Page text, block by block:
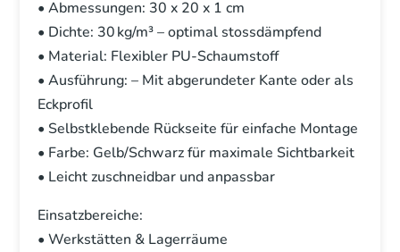
• Abmessungen: 30 x 20 x 1 cm
• Dichte: 30 kg/m³ – optimal stossdämpfend
• Material: Flexibler PU-Schaumstoff
• Ausführung: – Mit abgerundeter Kante oder als
Eckprofil
• Selbstklebende Rückseite für einfache Montage
• Farbe: Gelb/Schwarz für maximale Sichtbarkeit
• Leicht zuschneidbar und anpassbar
Einsatzbereiche:
• Werkstätten & Lagerräume